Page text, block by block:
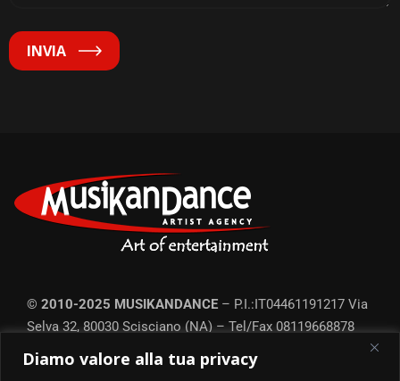
Diamo valore alla tua privacy
INVIA
© 2010-2025 MUSIKANDANCE – P.I.:IT04461191217 Via
Selva 32, 80030 Scisciano (NA) – Tel/Fax 08119668878
Ufficio prod. Roma: Tel.
06452214351
Privacy e Cookie